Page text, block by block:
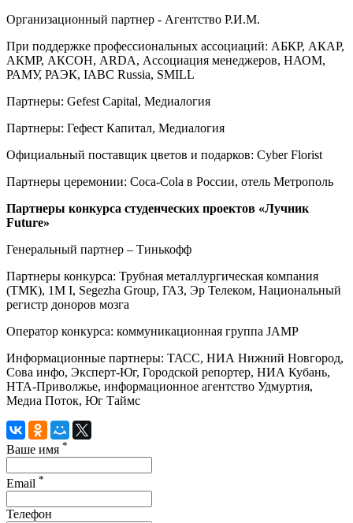
Организационный партнер - Агентство Р.И.М.
При поддержке профессиональных ассоциаций: АБКР, АКАР,
АКМР, АКСОН, ARDA, Ассоциация менеджеров, НАОМ,
РАМУ, РАЭК, IABC Russia, SMILL
Партнеры: Gefest Capital, Медиалогия
Партнеры: Гефест Капитал, Медиалогия
Официальный поставщик цветов и подарков: Cyber Florist
Партнеры церемонии: Coca-Cola в России, отель Метрополь
Партнеры конкурса студенческих проектов «Лучник
Future»
Генеральный партнер – Тинькофф
Партнеры конкурса: Трубная металлургическая компания
(ТМК), 1М I, Segezha Group, ГАЗ, Эр Телеком, Национальный
регистр доноров мозга
Оператор конкурса: коммуникационная группа JAMP
Информационные партнеры: ТАСС, НИА Нижний Новгород,
Сова инфо, Эксперт-Юг, Городской репортер, НИА Кубань,
НТА-Приволжье, информационное агентство Удмуртия,
Медиа Поток, Юг Таймс
Ваше имя *
Email *
Телефон